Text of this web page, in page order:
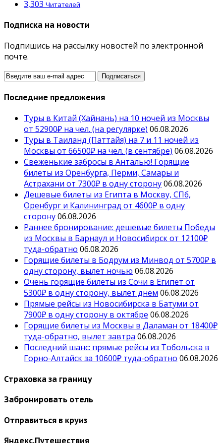
3,303 Читателей
Подписка на новости
Подпишись на рассылку новостей по электронной
почте.
Последние предложения
Туры в Китай (Хайнань) на 10 ночей из Москвы
от 52900₽ на чел. (на регулярке) 06.08.2026
Туры в Таиланд (Паттайя) на 7 и 11 ночей из
Москвы от 66500₽ на чел. (в сентябре) 06.08.2026
Свеженькие забросы в Анталью! Горящие
билеты из Оренбурга, Перми, Самары и
Астрахани от 7300₽ в одну сторону06.08.2026
Дешевые билеты из Египта в Москву, СПб,
Оренбург и Калининград от 4600₽ в одну
сторону06.08.2026
Раннее бронирование: дешевые билеты Победы
из Москвы в Барнаул и Новосибирск от 12100₽
туда-обратно 06.08.2026
Горящие билеты в Бодрум из Минвод от 5700₽ в
одну сторону, вылет ночью 06.08.2026
Очень горящие билеты из Сочи в Египет от
5300₽ в одну сторону, вылет днем 06.08.2026
Прямые рейсы из Новосибирска в Батуми от
7900₽ в одну сторону в октябре 06.08.2026
Горящие билеты из Москвы в Даламан от 18400₽
туда-обратно, вылет завтра 06.08.2026
Последний шанс: прямые рейсы из Тобольска в
Горно-Алтайск за 10600₽ туда-обратно 06.08.2026
Страховка за границу
Забронировать отель
Отправиться в круиз
Яндекс.Путешествия